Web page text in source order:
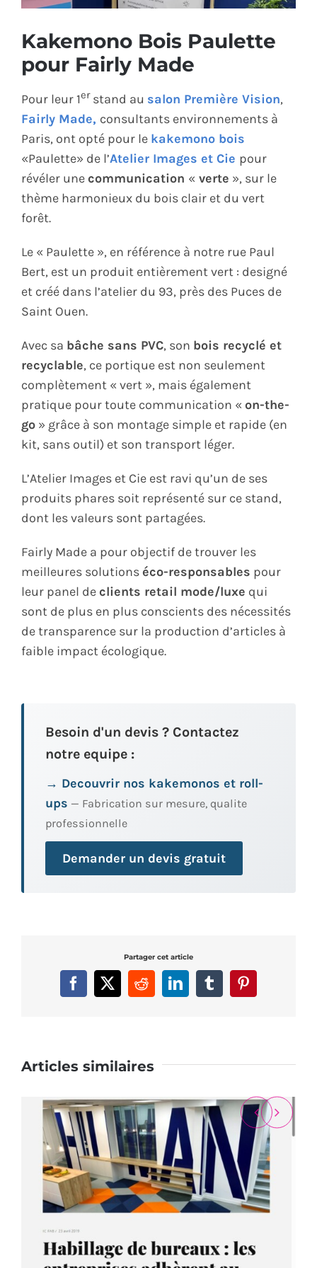
CONTACT
Kakemono Bois Paulette
pour Fairly Made
Pour leur 1erstand au salon Première Vision,
Fairly Made, consultants environnements à
Paris, ont opté pour le kakemono bois
«Paulette» de l’Atelier Images et Cie pour
révéler unecommunication « verte », sur le
thème harmonieux du bois clair et du vert
forêt.
Le « Paulette », en référence à notre rue Paul
Bert, est un produit entièrement vert : designé
et créé dans l’atelier du 93, près des Puces de
Saint Ouen.
Avec sa bâche sans PVC, son bois recyclé et
recyclable, ce portique est non seulement
complètement « vert », mais également
pratique pour toute communication « on-the-
go» grâce à son montage simple et rapide (en
kit, sans outil) et son transport léger.
L’Atelier Images et Cie est ravi qu’un de ses
produits phares soit représenté sur ce stand,
dont les valeurs sont partagées.
Fairly Made a pour objectif de trouver les
meilleures solutionséco-responsables pour
leur panel declients retail mode/luxe qui
sont de plus en plus conscients des nécessités
de transparence sur la production d’articles à
faible impact écologique.
Besoin d'un devis ? Contactez
notre equipe :
→ Decouvrir nos kakemonos et roll-
ups — Fabrication sur mesure, qualite
professionnelle
Demander un devis gratuit
Partager cet article
Facebook
X RedditLinkedInTumblrPinterest
Articles similaires